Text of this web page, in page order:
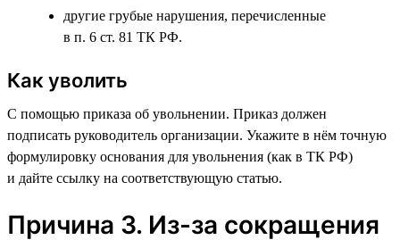
другие грубые нарушения, перечисленные
в п. 6 ст. 81 ТК РФ.
Как уволить
С помощью приказа об увольнении. Приказ должен
подписать руководитель организации. Укажите в нём точную
формулировку основания для увольнения (как в ТК РФ)
и дайте ссылку на соответствующую статью.
Причина 3. Из-за сокращения